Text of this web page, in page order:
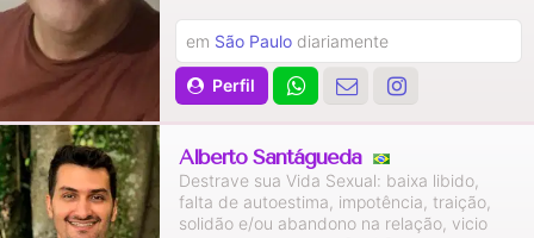
Perfil
em São Paulo diariamente
Alberto Santágueda
Destrave sua Vida Sexual: baixa libido,
falta de autoestima, impotência, traição,
solidão e/ou abandono na relação, vicio